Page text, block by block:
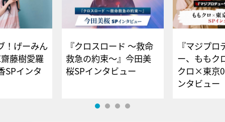
！げーみん
藤樹愛羅
SPインタ
『クロスロード ～救命
救急の約束～』今田美
桜SPインタビュー
『マジプロ
ー、ももク
クロ×東京
ンタビュー